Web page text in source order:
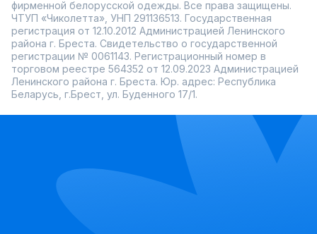
фирменной белорусской одежды. Все права защищены.
ЧТУП «Чиколетта», УНП 291136513. Государственная
регистрация от 12.10.2012 Администрацией Ленинского
района г. Бреста. Свидетельство о государственной
регистрации № 0061143. Регистрационный номер в
торговом реестре 564352 от 12.09.2023 Администрацией
Ленинского района г. Бреста. Юр. адрес: Республика
Беларусь, г.Брест, ул. Буденного 17/1.